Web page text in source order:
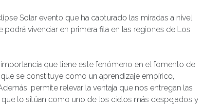
Solar evento que ha capturado las miradas a nivel
vivenciar en primera fila en las regiones de Los
que tiene este fenómeno en el fomento de
se constituye como un aprendizaje empírico,
permite relevar la ventaja que nos entregan las
lo sitúan como uno de los cielos más despejados y